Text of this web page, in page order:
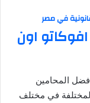
في مصر
اون
المحامين
في مختلف